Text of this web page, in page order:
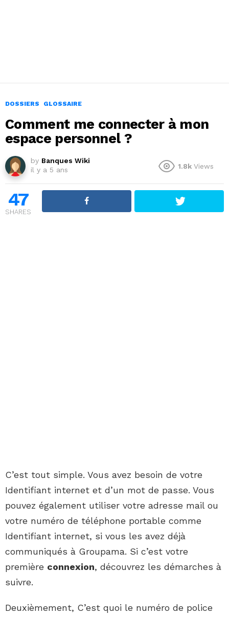
DOSSIERS GLOSSAIRE
Comment me connecter à mon
espace personnel ?
by Banques Wiki
il y a 5 ans
1.8k Views
47
SHARES
C’est tout simple. Vous avez besoin de votre
Identifiant internet et d’un mot de passe. Vous
pouvez également utiliser votre adresse mail ou
votre numéro de téléphone portable comme
Identifiant internet, si vous les avez déjà
communiqués à Groupama. Si c’est votre
première connexion, découvrez les démarches à
suivre.
Deuxièmement, C’est quoi le numéro de police